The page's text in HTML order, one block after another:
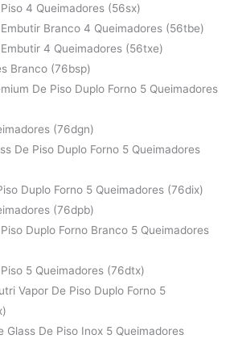
4 Queimadores (56sx)
Branco 4 Queimadores (56tbe)
4 Queimadores (56txe)
Branco (76bsp)
De Piso Duplo Forno 5 Queimadores
(76dgn)
De Piso Duplo Forno 5 Queimadores
Duplo Forno 5 Queimadores (76dix)
(76dpb)
Duplo Forno Branco 5 Queimadores
5 Queimadores (76dtx)
Vapor De Piso Duplo Forno 5
Glass De Piso Inox 5 Queimadores